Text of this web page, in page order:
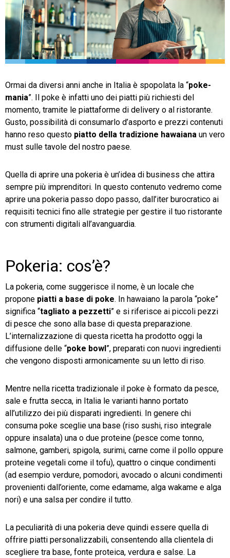
TeamSystem Corporate
TeamSystem Store
Ormai da diversi anni anche in Italia è spopolata la “poke-
mania”. Il poke è infatti uno dei piatti più richiesti del
momento, tramite le piattaforme di delivery o al ristorante.
Gusto, possibilità di consumarlo d’asporto e prezzi contenuti
hanno reso questo piatto della tradizione hawaiana un vero
must sulle tavole del nostro paese.
Quella di aprire una pokeria è un’idea di business che attira
sempre più imprenditori. In questo contenuto vedremo come
aprire una pokeria passo dopo passo, dall’iter burocratico ai
requisiti tecnici fino alle strategie per gestire il tuo ristorante
con strumenti digitali all’avanguardia.
Pokeria: cos’è?
La pokeria, come suggerisce il nome, è un locale che
propone piatti a base di poke. In hawaiano la parola “poke”
significa “tagliato a pezzetti” e si riferisce ai piccoli pezzi
di pesce che sono alla base di questa preparazione.
L’internalizzazione di questa ricetta ha prodotto oggi la
diffusione delle “poke bowl ”, preparati con nuovi ingredienti
che vengono disposti armonicamente su un letto di riso.
Mentre nella ricetta tradizionale il poke è formato da pesce,
sale e frutta secca, in Italia le varianti hanno portato
all’utilizzo dei più disparati ingredienti. In genere chi
consuma poke sceglie una base (riso sushi, riso integrale
oppure insalata) una o due proteine (pesce come tonno,
salmone, gamberi, spigola, surimi, carne come il pollo oppure
proteine vegetali come il tofu), quattro o cinque condimenti
(ad esempio verdure, pomodori, avocado o alcuni condimenti
provenienti dall’oriente, come edamame, alga wakame e alga
nori) e una salsa per condire il tutto.
La peculiarità di una pokeria deve quindi essere quella di
offrire piatti personalizzabili, consentendo alla clientela di
scegliere tra base, fonte proteica, verdura e salse. La